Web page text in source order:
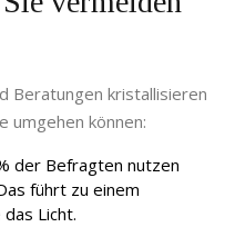
Beratungen kristallisieren
umgehen können:
der Befragten nutzen
führt zu einem
Licht.